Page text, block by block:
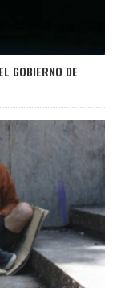
GOBIERNO DE